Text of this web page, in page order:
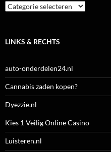
Categorieën
LINKS & RECHTS
auto-onderdelen24.nl
Cannabis zaden kopen?
Dyezzie.nl
Kies 1 Veilig Online Casino
Luisteren.nl